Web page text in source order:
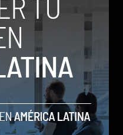
en IA
nuevo asistente
mejorar la
las cuentas
menores a su plan